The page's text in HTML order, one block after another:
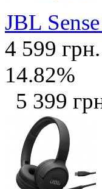
JBL
4 599 грн.
14.82%
5 399